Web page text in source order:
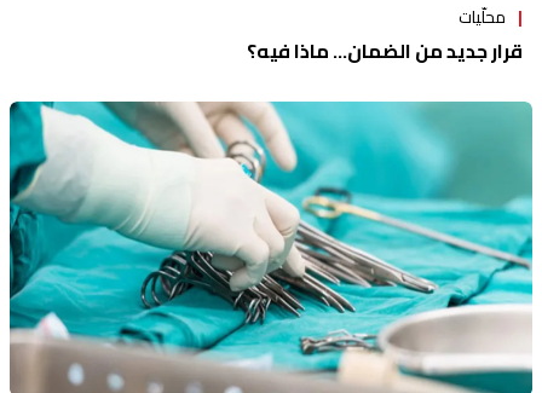
محلّيات
قرار جديد من الضمان... ماذا فيه؟